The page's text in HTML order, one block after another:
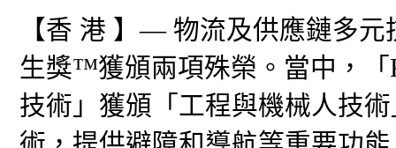
【香 港 】— 物流及供應鏈多
生獎™獲頒兩項殊榮。當中，「
技術」獲頒「工程與機械人技